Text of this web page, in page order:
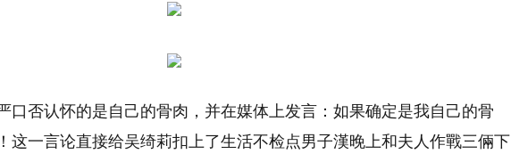
口否认怀的是自己的骨肉，并在媒体上发言：如果确定是我自己的骨
这一言论直接给吴绮莉扣上了生活不检点男子漢晚上和夫人作戰三倆下